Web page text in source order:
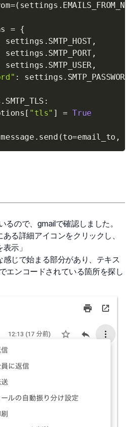
=( settings .
= {
settings . SMTP_HOST,
settings . SMTP_PORT,
settings . SMTP_USER,
: settings . SMTP_PASSWORD
. SMTP_TLS :
[ "tls" ] = True
message . send (to=email_to ,
るので、gmailで確認しました。
る詳細アイコンをクリックし、
示」
じで始まる部分があり、テキス
エンコードされている箇所を探し